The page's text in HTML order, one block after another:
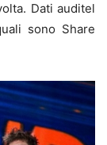
Dati auditel
sono Share